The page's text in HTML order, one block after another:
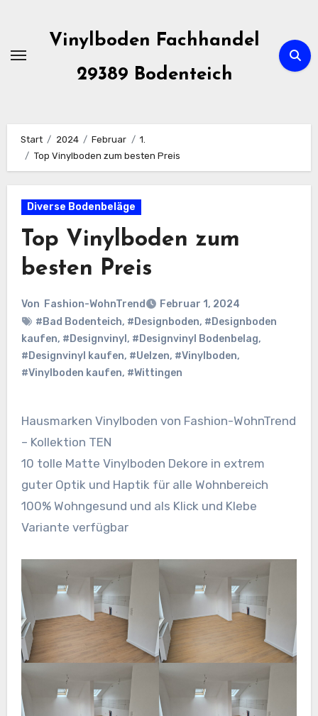
springen
Vinylboden Fachhandel
29389 Bodenteich
Start 2024 Februar
1.
Top Vinylboden zum besten Preis
Diverse Bodenbeläge
Top Vinylboden zum
besten Preis
Von Fashion-WohnTrend
Februar 1, 2024
#Bad Bodenteich, #Designboden, #Designboden
kaufen, #Designvinyl , #Designvinyl Bodenbelag,
#Designvinyl kaufen, #Uelzen, #Vinylboden,
#Vinylboden kaufen, #Wittingen
Hausmarken Vinylboden von Fashion-WohnTrend
– Kollektion TEN
10 tolle Matte Vinylboden Dekore in extrem
guter Optik und Haptik für alle Wohnbereich
100% Wohngesund und als Klick und Klebe
Variante verfügbar